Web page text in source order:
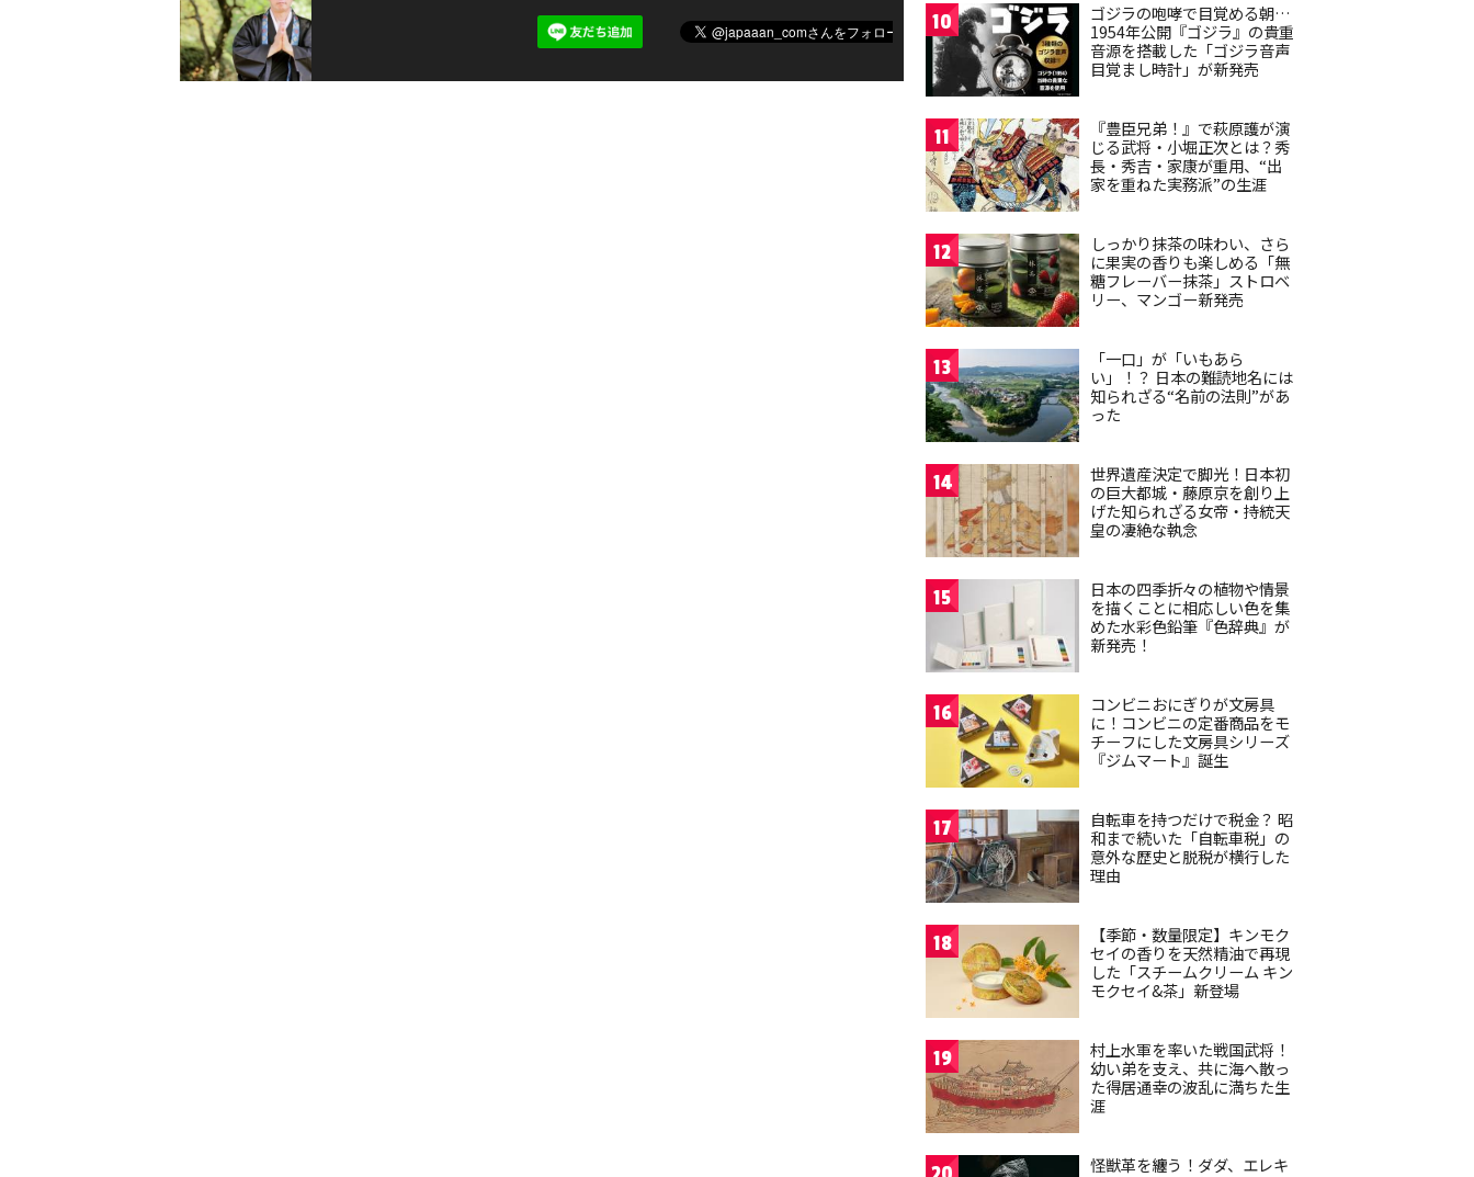
10
ゴジラの咆哮で目覚める朝…
1954年公開『ゴジラ』の貴重
音源を搭載した「ゴジラ音声
目覚まし時計」が新発売
11
『豊臣兄弟！』で萩原護が演
じる武将・小堀正次とは？秀
長・秀吉・家康が重用、“出
家を重ねた実務派”の生涯
12
しっかり抹茶の味わい、さら
に果実の香りも楽しめる「無
糖フレーバー抹茶」ストロベ
リー、マンゴー新発売
13
「一口」が「いもあら
い」！？ 日本の難読地名には
知られざる“名前の法則”があ
った
14
世界遺産決定で脚光！日本初
の巨大都城・藤原京を創り上
げた知られざる女帝・持統天
皇の凄絶な執念
15
日本の四季折々の植物や情景
を描くことに相応しい色を集
めた水彩色鉛筆『色辞典』が
新発売！
16
コンビニおにぎりが文房具
に！コンビニの定番商品をモ
チーフにした文房具シリーズ
『ジムマート』誕生
17
自転車を持つだけで税金？ 昭
和まで続いた「自転車税」の
意外な歴史と脱税が横行した
理由
18
【季節・数量限定】キンモク
セイの香りを天然精油で再現
した「スチームクリーム キン
モクセイ&茶」新登場
19
村上水軍を率いた戦国武将！
幼い弟を支え、共に海へ散っ
た得居通幸の波乱に満ちた生
涯
怪獣革を纏う！ダダ、エレキ